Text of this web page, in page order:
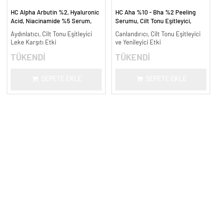
HC Alpha Arbutin %2, Hyaluronic
Acid, Niacinamide %5 Serum,
ml.
Aydınlatıcı, Cilt Tonu Eşitleyici
Leke Karşıtı Etki
TÜKENDİ
HC Aha %10 - Bha %2 Peeling
Serumu, Cilt Tonu Eşitleyici,
Canlandırıcı, Cilt Tonu Eşitleyici
ve Yenileyici Etki
TÜKENDİ